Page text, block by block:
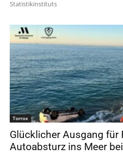
Statistikinstituts
Torrox
Glücklicher Ausgang für
Autoabsturz ins Meer